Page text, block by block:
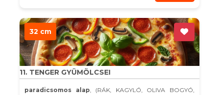
32 cm
11. TENGER GYÜMÖLCSEI
paradicsomos alap, (RÁK, KAGYLÓ, OLIVA BOGYÓ,